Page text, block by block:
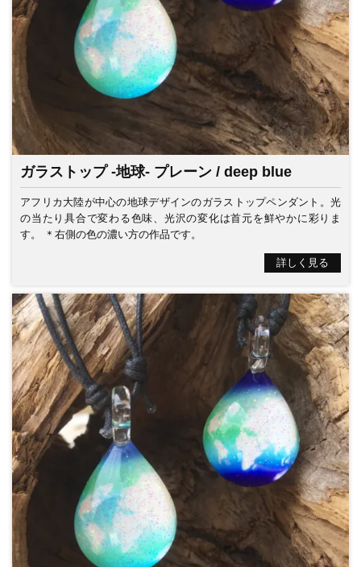
ガラストップ -地球- プレーン / deep blue
アフリカ大陸が中心の地球デザインのガラストップペンダント。光
の当たり具合で変わる色味、光沢の変化は首元を鮮やかに彩りま
す。 ＊右側の色の濃い方の作品です。
詳しく見る